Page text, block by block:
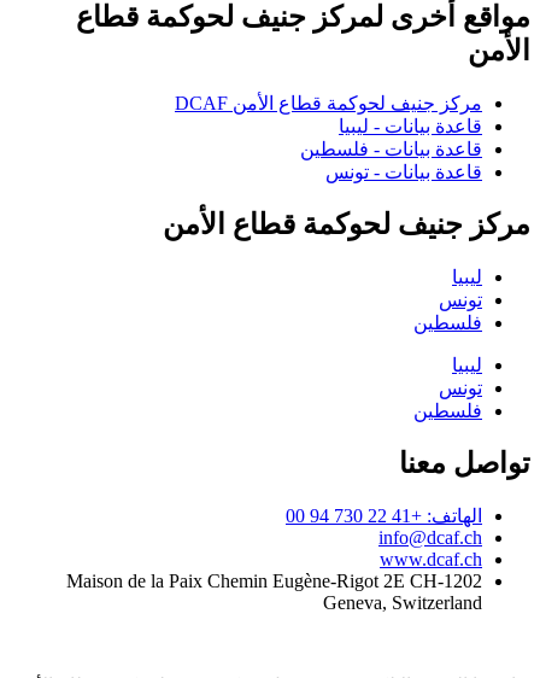
مواقع أخرى لمركز جنيف لحوكمة قطاع
الأمن
مركز جنيف لحوكمة قطاع الأمن DCAF
قاعدة بيانات - ليبيا
قاعدة بيانات - فلسطين
قاعدة بيانات - تونس
مركز جنيف لحوكمة قطاع الأمن
ليبيا
تونس
فلسطين
ليبيا
تونس
فلسطين
تواصل معنا
الهاتف: +41 22 730 94 00
info@dcaf.ch
www.dcaf.ch
Maison de la Paix Chemin Eugène-Rigot 2E CH-1202
Geneva, Switzerland